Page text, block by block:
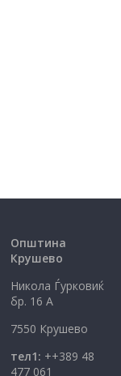
Општина
Крушево
Никола Ѓурковиќ
бр. 16 А
7550 Крушево
тел1: ++389 48
477 061